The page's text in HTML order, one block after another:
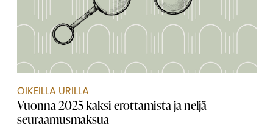
OIKEILLA URILLA
Vuonna 2025 kaksi erottamista ja neljä
seuraamusmaksua